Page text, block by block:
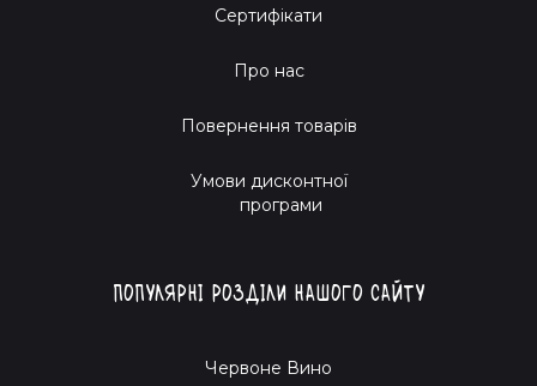
Сертифікати
Про нас
Повернення товарів
Умови дисконтної
програми
Популярні розділи нашого сайту
Червоне Вино